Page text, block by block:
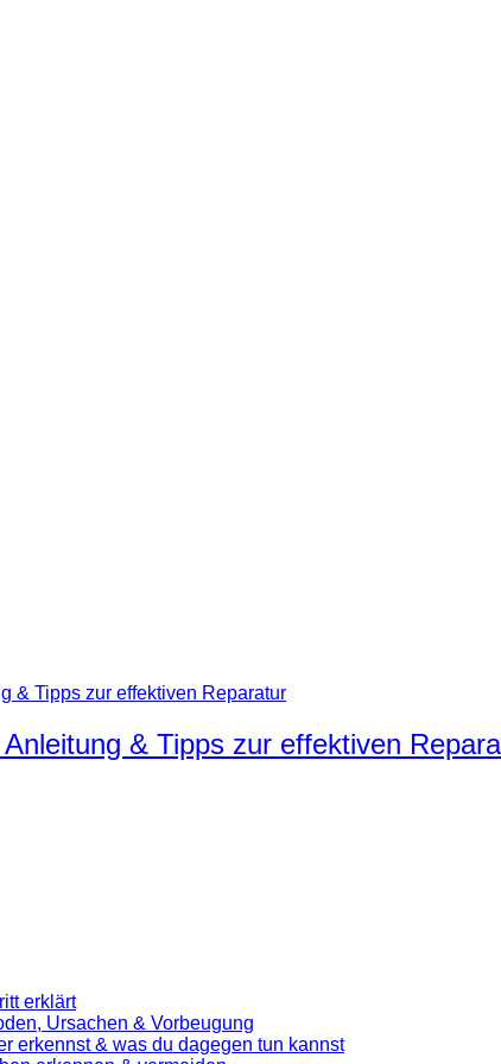
& Tipps zur effektiven
erklärt
Ursachen & Vorbeugung
erkennst & was du dagegen tun kannst